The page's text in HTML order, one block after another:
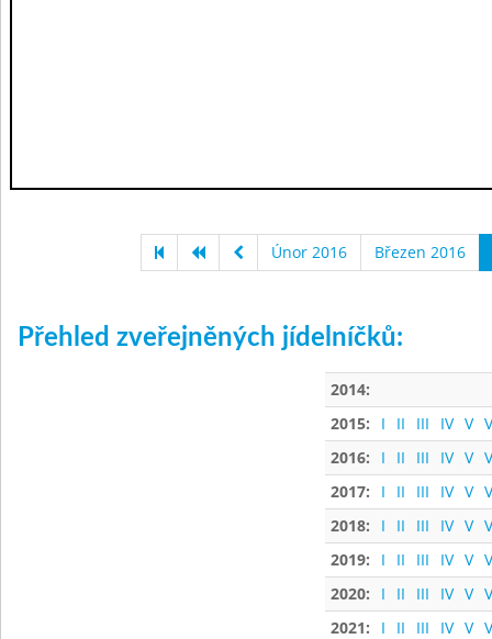
Únor 2016 Březen 2016
Přehled zveřejněných jídelníčků:
2014:
2015:
I II III IV V
2016:
I II III IV V
2017:
I II III IV V
2018:
I II III IV V
2019:
I II III IV V
2020:
I II III IV V
2021:
I II III IV V